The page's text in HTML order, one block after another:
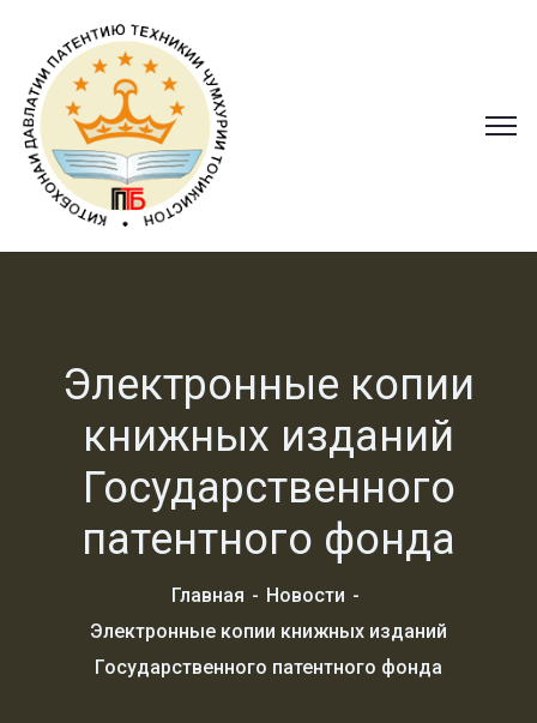
Электронные копии
книжных изданий
Государственного
патентного фонда
Главная
Новости
Электронные копии книжных изданий
Государственного патентного фонда